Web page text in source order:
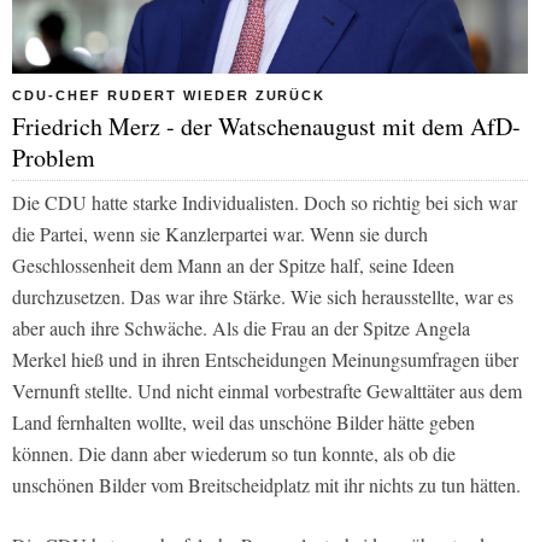
CDU-CHEF RUDERT WIEDER ZURÜCK
Friedrich Merz - der Watschenaugust mit dem AfD-
Problem
Die CDU hatte starke Individualisten. Doch so richtig bei sich war
die Partei, wenn sie Kanzlerpartei war. Wenn sie durch
Geschlossenheit dem Mann an der Spitze half, seine Ideen
durchzusetzen. Das war ihre Stärke. Wie sich herausstellte, war es
aber auch ihre Schwäche. Als die Frau an der Spitze Angela
Merkel hieß und in ihren Entscheidungen Meinungsumfragen über
Vernunft stellte. Und nicht einmal vorbestrafte Gewalttäter aus dem
Land fernhalten wollte, weil das unschöne Bilder hätte geben
können. Die dann aber wiederum so tun konnte, als ob die
unschönen Bilder vom Breitscheidplatz mit ihr nichts zu tun hätten.